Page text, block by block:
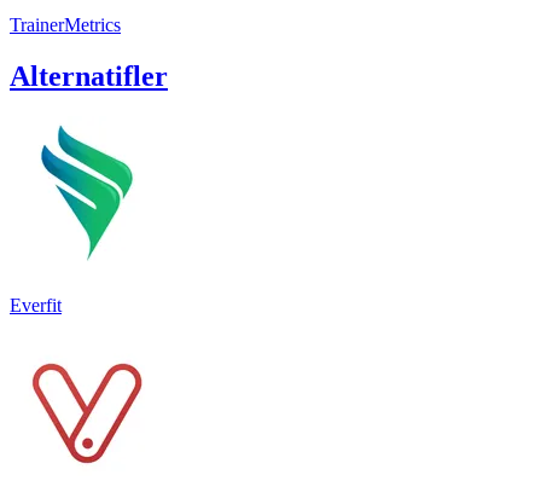
TrainerMetrics
Alternatifler
Everfit